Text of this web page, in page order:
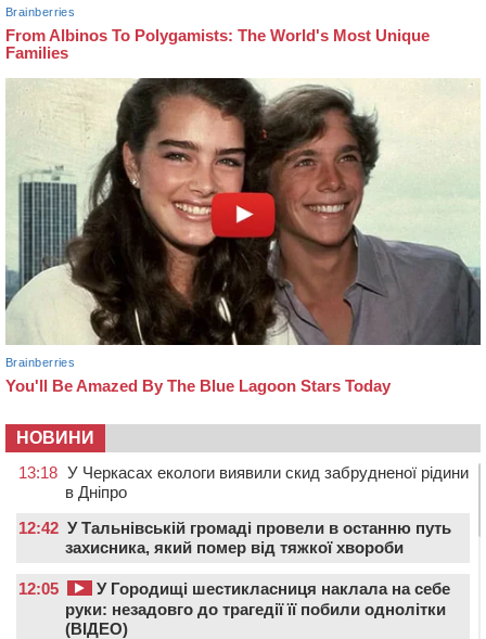
НОВИНИ
13:18 У Черкасах екологи виявили скид забрудненої рідини
в Дніпро
12:42 У Тальнівській громаді провели в останню путь
захисника, який помер від тяжкої хвороби
12:05
У Городищі шестикласниця наклала на себе
руки: незадовго до трагедії її побили однолітки
(ВІДЕО)